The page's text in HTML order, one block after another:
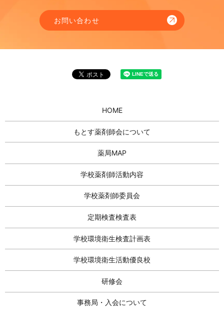
お問い合わせ
HOME
もとす薬剤師会について
薬局MAP
学校薬剤師活動内容
学校薬剤師委員会
定期検査検査表
学校環境衛生検査計画表
学校環境衛生活動優良校
研修会
事務局・入会について